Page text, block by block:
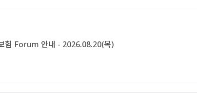
Forum 안내 - 2026.08.20(목)